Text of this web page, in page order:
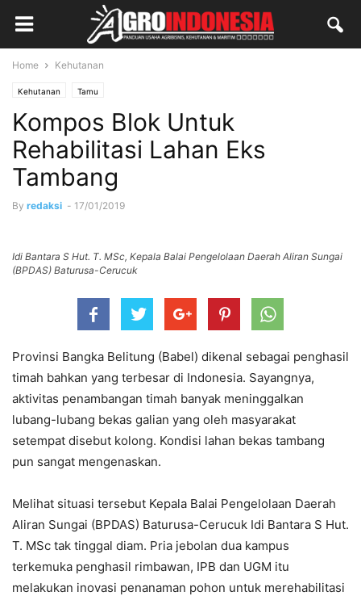
Home Kehutanan
Kehutanan Tamu
Kompos Blok Untuk
Rehabilitasi Lahan Eks
Tambang
By redaksi - 17/01/2019
Idi Bantara S Hut. T. MSc, Kepala Balai Pengelolaan Daerah Aliran Sungai
(BPDAS) Baturusa-Cerucuk
Provinsi Bangka Belitung (Babel) dikenal sebagai penghasil
timah bahkan yang terbesar di Indonesia. Sayangnya,
aktivitas penambangan timah banyak meninggalkan
lubang-lubang bekas galian yang oleh masyarakat
setempat disebut kolong. Kondisi lahan bekas tambang
pun sangat mengenaskan.
Melihat situasi tersebut Kepala Balai Pengelolaan Daerah
Aliran Sungai (BPDAS) Baturusa-Cerucuk Idi Bantara S Hut.
T. MSc tak tinggal diam. Pria jebolan dua kampus
terkemuka penghasil rimbawan, IPB dan UGM itu
melakukan inovasi penanaman pohon untuk merehabilitasi